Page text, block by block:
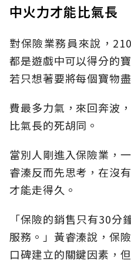
中火力才能比氣長
對保險業務員來說，
都是遊戲中可以得分的
若只想著要將每個寶物
費最多力氣，來回奔波
比氣長的死胡同。
當別人剛進入保險業，
睿溱反而先思考，在沒
才能走得久。
「保險的銷售只有30分
服務。」黃睿溱說，保
口碑建立的關鍵因素，